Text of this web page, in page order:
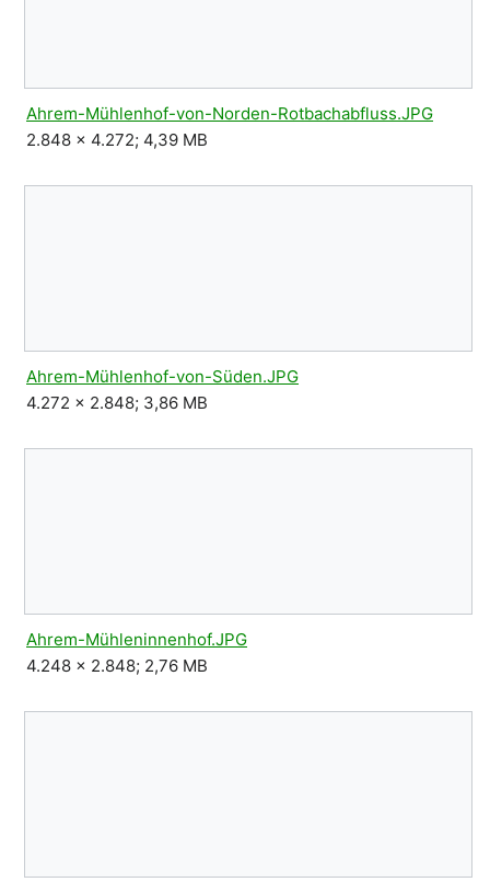
Ahrem-Mühlenhof-von-Norden-Rotbachabfluss.JPG
2.848 × 4.272; 4,39 MB
Ahrem-Mühlenhof-von-Süden.JPG
4.272 × 2.848; 3,86 MB
Ahrem-Mühleninnenhof.JPG
4.248 × 2.848; 2,76 MB